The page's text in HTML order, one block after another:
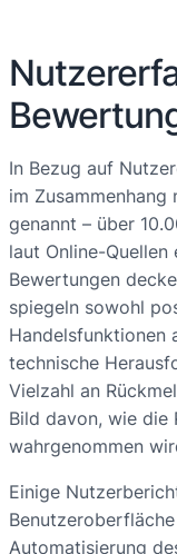
In Bezug auf
im
genannt – über
laut Online-
Bewertungen
spiegeln sowohl
Handelsfunktionen
technische
Vielzahl an
Bild davon, wie die
wahrgenommen
Einige
Automatisierung